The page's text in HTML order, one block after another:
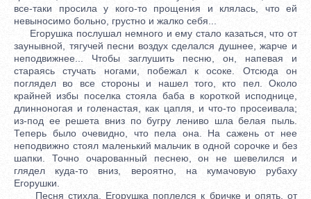
все-таки просила у кого-то прощения и клялась, что ей
невыносимо больно, грустно и жалко себя...
Егорушка послушал немного и ему стало казаться, что от
заунывной, тягучей песни воздух сделался душнее, жарче и
неподвижнее... Чтобы заглушить песню, он, напевая и
стараясь стучать ногами, побежал к осоке. Отсюда он
поглядел во все стороны и нашел того, кто пел. Около
крайней избы поселка стояла баба в короткой исподнице,
длинноногая и голенастая, как цапля, и что-то просеивала;
из-под ее решета вниз по бугру лениво шла белая пыль.
Теперь было очевидно, что пела она. На сажень от нее
неподвижно стоял маленький мальчик в одной сорочке и без
шапки. Точно очарованный песнею, он не шевелился и
глядел куда-то вниз, вероятно, на кумачовую рубаху
Егорушки.
Песня стихла. Егорушка поплелся к бричке и опять, от